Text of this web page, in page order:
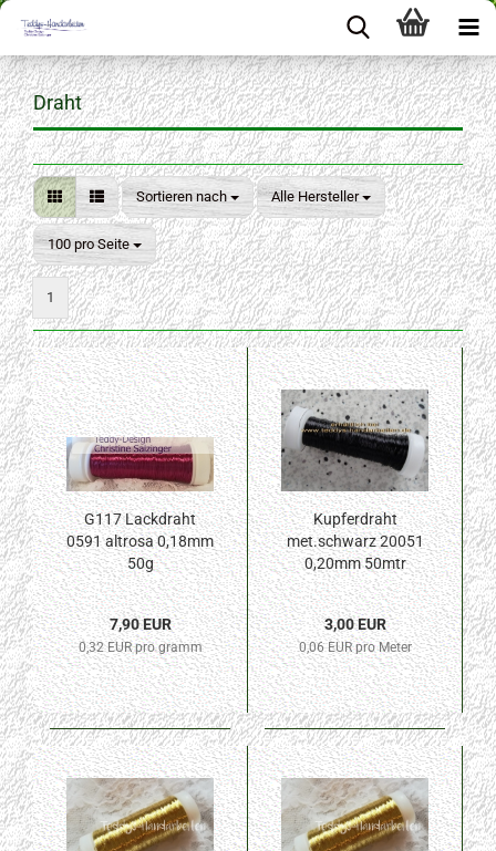
Draht
Sortieren nach
Sortieren nach Alle Hersteller
100 pro Seite
pro Seite
1
G117 Lackdraht
0591 altrosa 0,18mm
50g
7,90 EUR
0,32 EUR pro gramm
Kupferdraht
met.schwarz 20051
0,20mm 50mtr
3,00 EUR
0,06 EUR pro Meter